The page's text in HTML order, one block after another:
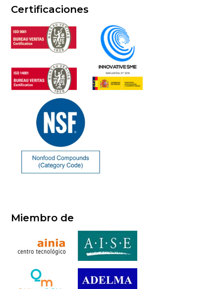
Certificaciones
Miembro de